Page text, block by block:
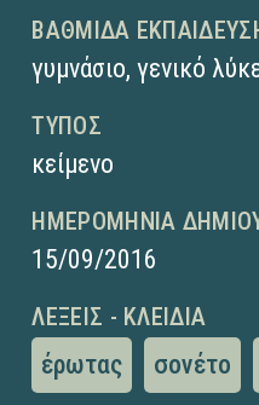
ΒΑΘΜΊΔΑ
γυμνάσιο,γενικό
ΤΎΠΟΣ
κείμενο
ΗΜΕΡΟΜΗΝΊΑ
15/09/2016
ΛΈΞΕΙΣ - ΚΛΕΙΔΙΆ
έρωτας σονέτο